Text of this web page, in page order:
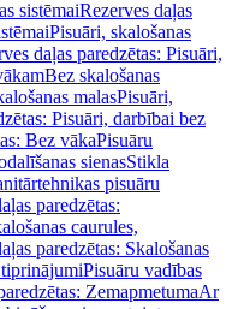
sistēmaiRezerves daļas
Pisuāri, skalošanas
daļas paredzētas: Pisuāri,
Bez skalošanas
malasPisuāri,
Pisuāri, darbībai bez
Bez vākaPisuāru
sienasStikla
pisuāru
paredzētas:
caurules,
paredzētas: Skalošanas
Pisuāru vadības
ZemapmetumaAr